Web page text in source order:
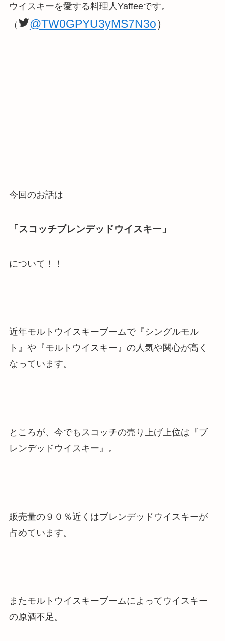
ウイスキーを愛する料理人Yaffeeです。
（
@TW0GPYU3yMS7N3o）
今回のお話は
「スコッチブレンデッドウイスキー」
について！！
近年モルトウイスキーブームで『シングルモル
ト』や『モルトウイスキー』の人気や関心が高く
なっています。
ところが、今でもスコッチの売り上げ上位は『ブ
レンデッドウイスキー』。
販売量の９０％近くはブレンデッドウイスキーが
占めています。
またモルトウイスキーブームによってウイスキー
の原酒不足。